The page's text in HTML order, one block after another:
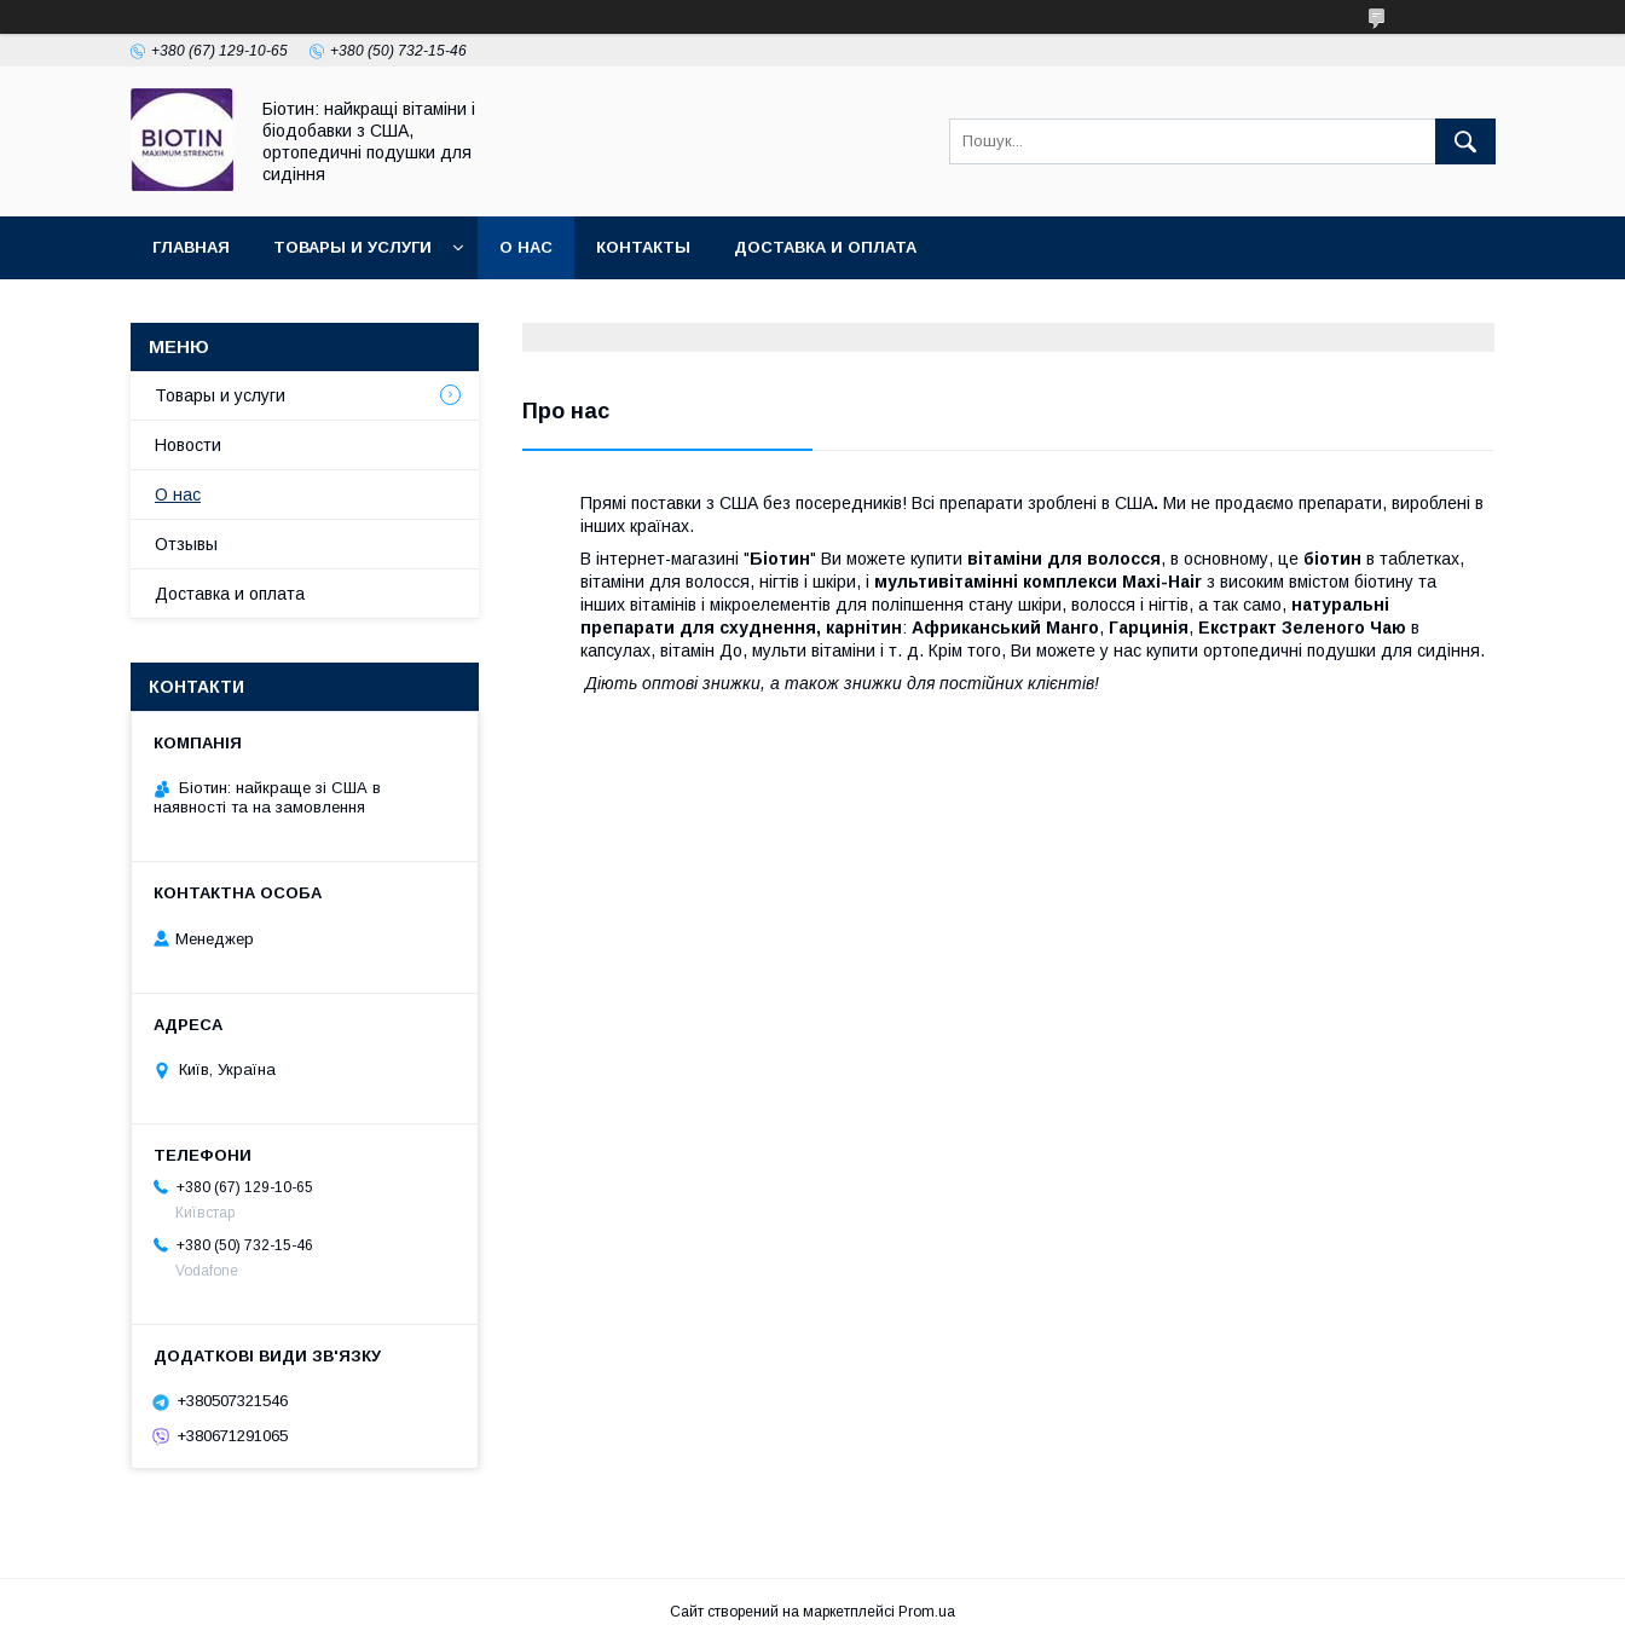
+380 (67) 129-10-65 +380 (50) 732-15-46
Біотин: найкращі вітаміни і
біодобавки з США,
ортопедичні подушки для
сидіння
ГЛАВНАЯ ТОВАРЫ И УСЛУГИ О НАС КОНТАКТЫ ДОСТАВКА И ОПЛАТА
Про нас
Прямі поставки з США без посередників! Всі препарати зроблені в США. Ми не продаємо препарати, вироблені в
інших країнах.
В інтернет-магазині "Біотин" Ви можете купити вітаміни для волосся, в основному, це біотин в таблетках,
вітаміни для волосся, нігтів і шкіри, і мультивітамінні комплекси Maxi-Hair з високим вмістом біотину та
інших вітамінів і мікроелементів для поліпшення стану шкіри, волосся і нігтів, а так само, натуральні
препарати для схуднення, карнітин: Африканський Манго, Гарцинія, Екстракт Зеленого Чаю в
капсулах, вітамін До, мульти вітаміни і т. д. Крім того, Ви можете у нас купити ортопедичні подушки для сидіння.
Діють оптові знижки, а також знижки для постійних клієнтів!
Товары и услуги
Новости
О нас
Отзывы
Доставка и оплата
КОНТАКТИ
Біотин: найкраще зі США в
наявності та на замовлення
Менеджер
Київ, Україна
+380 (67) 129-10-65
Київстар
+380 (50) 732-15-46
Vodafone
+380507321546
+380671291065
Сайт створений на маркетплейсі Prom.ua